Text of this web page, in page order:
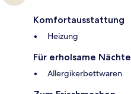
Komfortausstattung
Heizung
Für erholsame Nächte
Allergikerbettwaren